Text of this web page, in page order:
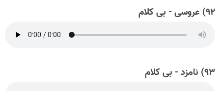
۹۲) عروسی - بی کلام
۹۳) نامزد - بی کلام